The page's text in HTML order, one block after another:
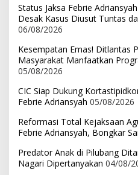
Status Jaksa Febrie
Desak Kasus Diusut Tuntas
06/08/2026
Kesempatan Emas! Ditlantas
Masyarakat Manfaatkan
05/08/2026
CIC Siap Dukung
Febrie Adriansyah 05/08/2026
Reformasi Total Kejaksaan
Febrie Adriansyah, Bongkar
Predator Anak di Pilubang
Nagari Dipertanyakan 04/08/